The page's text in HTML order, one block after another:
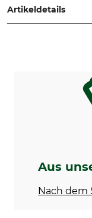
Artikeldetails
Aus
Nach dem